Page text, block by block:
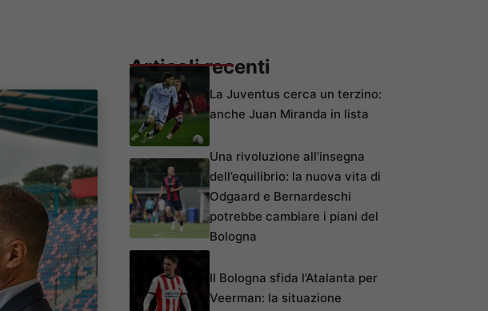
Articoli recenti
La Juventus cerca un terzino:
anche Juan Miranda in lista
Una rivoluzione all’insegna
dell’equilibrio: la nuova vita di
Odgaard e Bernardeschi
potrebbe cambiare i piani del
Bologna
Il Bologna sfida l’Atalanta per
Veerman: la situazione